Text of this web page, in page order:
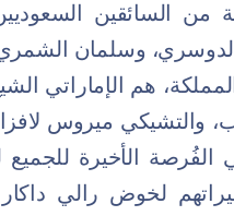
السائقين
وسلمان
هم الإماراتي
والتشيكي ميروس
الأخيرة للجميع